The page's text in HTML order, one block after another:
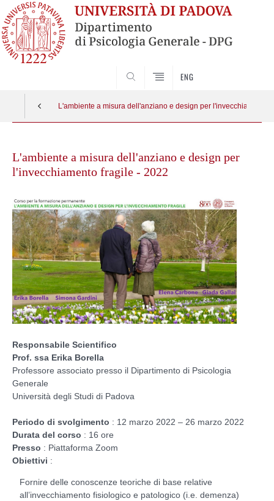
ENG
L'ambiente a misura dell'anziano e design per l'invecchiamento
contentL'ambiente a misura dell'anziano e design per
l'invecchiamento fragile - 2022
Responsabile Scientifico
Prof. ssa Erika Borella
Professore associato presso il Dipartimento di Psicologia
Generale
Università degli Studi di Padova
Periodo di svolgimento : 12 marzo 2022 – 26 marzo 2022
Durata del corso : 16 ore
Presso : Piattaforma Zoom
Obiettivi :
Fornire delle conoscenze teoriche di base relative
all’invecchiamento fisiologico e patologico (i.e. demenza)